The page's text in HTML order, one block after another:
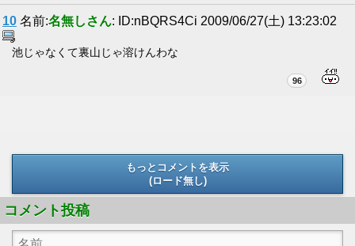
10 名前:名無しさん: ID:nBQRS4Ci 2009/06/27(土) 13:23:02
池じゃなくて裏山じゃ溶けんわな
96
もっとコメントを表示
(ロード無し)
コメント投稿